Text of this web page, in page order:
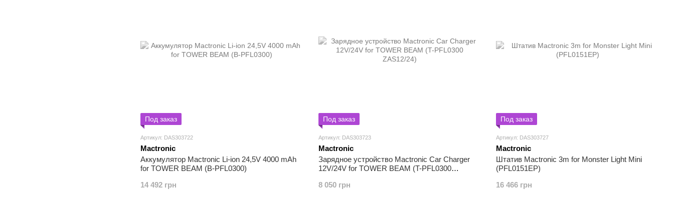
Под заказ
Артикул: DAS303722
Mactronic
Аккумулятор Mactronic Li-ion 24,5V 4000 mAh
for TOWER BEAM (B-PFL0300)
14 492 грн
Под заказ
Артикул: DAS303723
Mactronic
Зарядное устройство Mactronic Car Charger
12V/24V for TOWER BEAM (T-PFL0300
8 050 грн
Под заказ
Артикул: DAS303727
Mactronic
Штатив Mactronic 3m for Monster Light Mini
(PFL0151EP)
16 466 грн